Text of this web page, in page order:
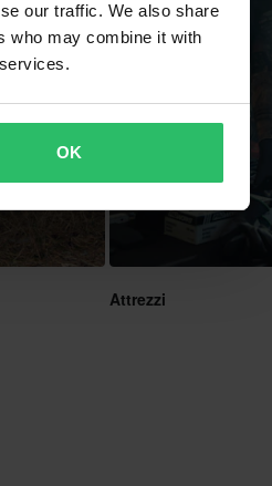
our traffic. We also share
who may combine it with
OK
Attrezzi